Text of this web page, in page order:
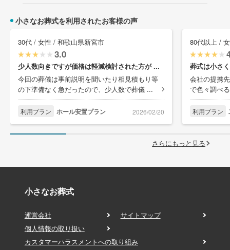
小さなお葬式を利用されたお客様の声
30代 / 女性 / 和歌山県新宮市
3.0
少人数向きですが価格は軽減検討された方が ...
今回の葬儀は事前説明を聞いたり相見積もり等
の下準備なく急だったので、少人数で葬儀 ...
利用プラン ホール安置プラン 2026/02/20
80代以上 /
葬式は小さ
会社の提携
で色々調べ
利用プラン
さらにもっと見る
小さなお葬式
運営会社
サイトマップ
個人情報の取り扱い
カスタマーハラスメントへの取り組み